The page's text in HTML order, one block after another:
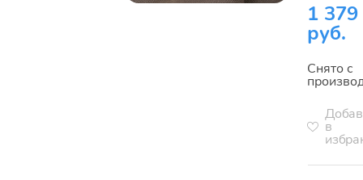
1 379
руб.
Снято с
в